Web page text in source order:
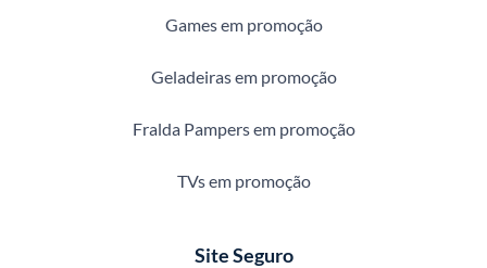
Games em promoção
Geladeiras em promoção
Fralda Pampers em promoção
TVs em promoção
Site Seguro